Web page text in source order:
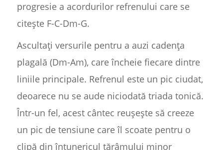
progresie a acordurilor refrenului care se
citește F-C-Dm-G.
Ascultați versurile pentru a auzi cadența
plagală (Dm-Am), care încheie fiecare dintre
liniile principale. Refrenul este un pic ciudat,
deoarece nu se aude niciodată triada tonică.
Într-un fel, acest cântec reușește să creeze
un pic de tensiune care îl scoate pentru o
clipă din întunericul tărâmului minor